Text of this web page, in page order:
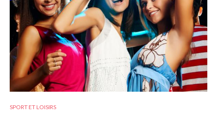
SPORT ET LOISIRS